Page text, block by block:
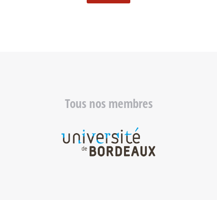
Tous nos membres